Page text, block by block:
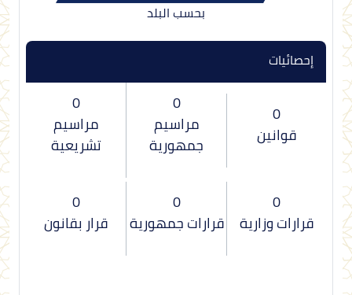
بحسب البلد
إحصائيات
0
قوانين
0
مراسيم
جمهورية
0
مراسيم
تشريعية
0
قرارات وزارية
0
قرارات جمهورية
0
قرار بقانون